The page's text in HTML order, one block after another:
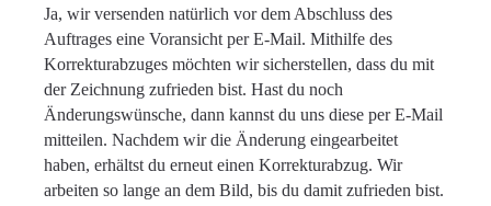
Ja, wir versenden natürlich vor dem Abschluss des
Auftrages eine Voransicht per E-Mail. Mithilfe des
Korrekturabzuges möchten wir sicherstellen, dass du mit
der Zeichnung zufrieden bist. Hast du noch
Änderungswünsche, dann kannst du uns diese per E-Mail
mitteilen. Nachdem wir die Änderung eingearbeitet
haben, erhältst du erneut einen Korrekturabzug. Wir
arbeiten so lange an dem Bild, bis du damit zufrieden bist.